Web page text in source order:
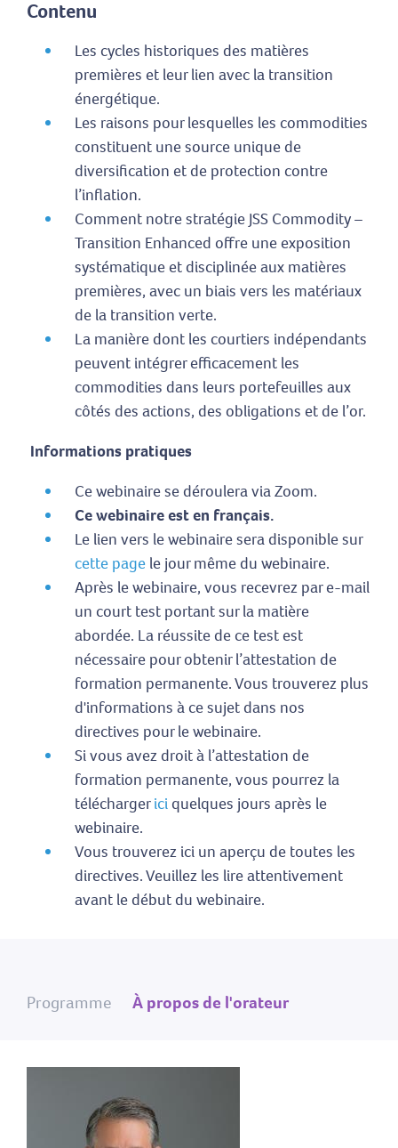
Contenu
Les cycles historiques des matières
premières et leur lien avec la transition
énergétique.
Les raisons pour lesquelles les commodities
constituent une source unique de
diversification et de protection contre
l’inflation.
Comment notre stratégie JSS Commodity –
Transition Enhanced offre une exposition
systématique et disciplinée aux matières
premières, avec un biais vers les matériaux
de la transition verte.
La manière dont les courtiers indépendants
peuvent intégrer efficacement les
commodities dans leurs portefeuilles aux
côtés des actions, des obligations et de l’or.
Informations pratiques
Ce webinaire se déroulera via Zoom.
Ce webinaire est en français.
Le lien vers le webinaire sera disponible sur
cette page le jour même du webinaire.
Après le webinaire, vous recevrez par e-mail
un court test portant sur la matière
abordée. La réussite de ce test est
nécessaire pour obtenir l’attestation de
formation permanente. Vous trouverez plus
d'informations à ce sujet dans nos
directives pour le webinaire.
Si vous avez droit à l’attestation de
formation permanente, vous pourrez la
téléchargericiquelques jours après le
webinaire.
Vous trouverez ici un aperçu de toutes les
directives. Veuillez les lire attentivement
avant le début du webinaire.
Programme À propos de l'orateur